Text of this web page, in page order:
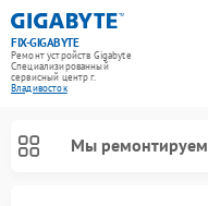
FIX-GIGABYTE
Ремонт устройств Gigabyte
Специализированный
cервисный центр г.
Владивосток
Мы ремонтируем